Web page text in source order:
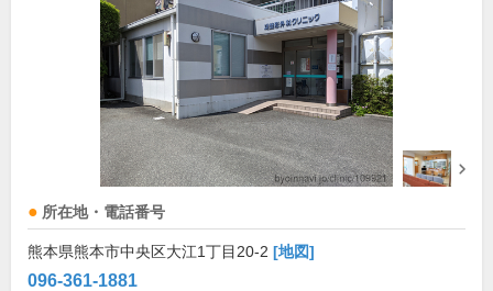
所在地・電話番号
熊本県熊本市中央区大江1丁目20-2 [地図]
096-361-1881